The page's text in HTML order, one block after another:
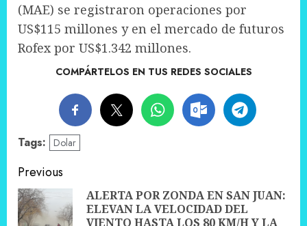
(MAE) se registraron operaciones por
US$115 millones y en el mercado de futuros
Rofex por US$1.342 millones.
COMPÁRTELOS EN TUS REDES SOCIALES
Tags: Dolar
Post
navigation
Previous
ALERTA POR ZONDA EN SAN JUAN:
ELEVAN LA VELOCIDAD DEL
VIENTO HASTA LOS 80 KM/H Y LA